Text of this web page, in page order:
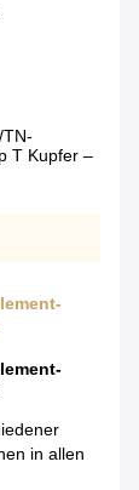
T Kupfer –
in allen